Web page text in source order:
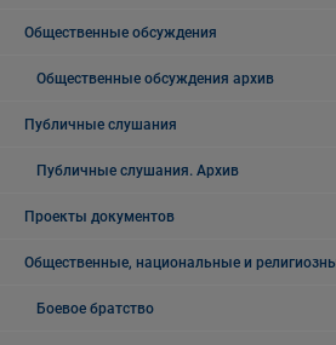
Общественные обсуждения
Общественные обсуждения архив
Публичные слушания
Публичные слушания. Архив
Проекты документов
Общественные, национальные и
Боевое братство